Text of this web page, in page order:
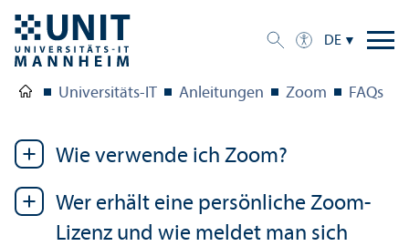
DE
Universitäts-IT Anleitungen Zoom FAQs
Wie verwende ich Zoom?
Wer erhält eine persönliche Zoom-
Lizenz und wie meldet man sich